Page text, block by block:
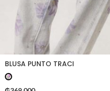
BLUSA PUNTO TRACI